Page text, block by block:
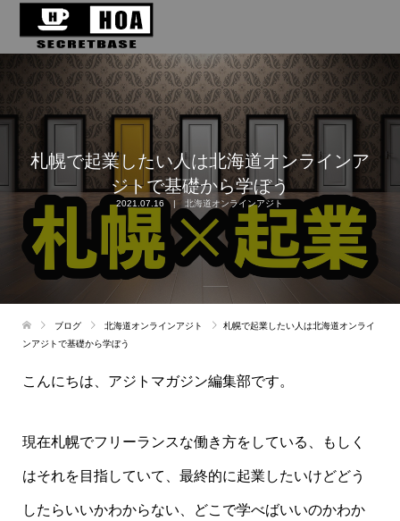
札幌で起業したい人は北海道オンラインア
ジトで基礎から学ぼう
2021.07.16 北海道オンラインアジト
ブログ 北海道オンラインアジト
札幌で起業したい人は北海道オンライ
ンアジトで基礎から学ぼう
こんにちは、アジトマガジン編集部です。
現在札幌でフリーランスな働き方をしている、もしく
はそれを目指していて、最終的に起業したいけどどう
したらいいかわからない、どこで学べばいいのかわか